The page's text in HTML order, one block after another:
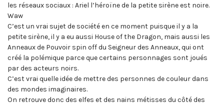
les réseaux sociaux : Ariel l’héroïne de la petite sirène est noire.
Waw
C’est un vrai sujet de société en ce moment puisque il y a la
petite sirène, il y a eu aussi House of the Dragon, mais aussi les
Anneaux de Pouvoir spin off du Seigneur des Anneaux, qui ont
créé la polémique parce que certains personnages sont joués
par des acteurs noirs.
C’est vrai quelle idée de mettre des personnes de couleur dans
des mondes imaginaires.
On retrouve donc des elfes et des nains métisses du côté des